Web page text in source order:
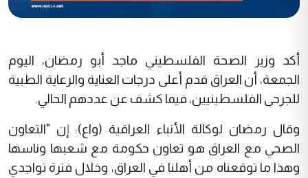
أكد وزير الصحة الفلسطيني ماجد أبو رمضان، اليوم
الجمعة، أن العراق قدم أعلى درجات العناية والرعاية الطبية
للجرحى الفلسطينيين، فيما كشف عن عددهم الحالي.
وقال رمضان لوكالة الأنباء العراقية (واع): إن "التعاون
الصحي مع العراق هو تعاون حكومة مع شعبها وناسها
وهذا ما توقعناه من أهلنا في العراق، وخلال فترة تواجدي